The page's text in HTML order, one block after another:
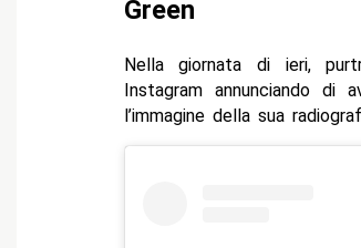
Green
Nella giornata di ieri,
Instagram annunciando di
l’immagine della sua